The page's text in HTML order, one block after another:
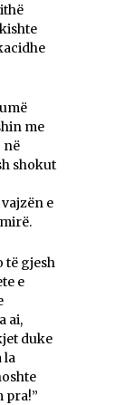
me
në
shokut
e
të gjesh
e
ai,
duke
la
pra!”